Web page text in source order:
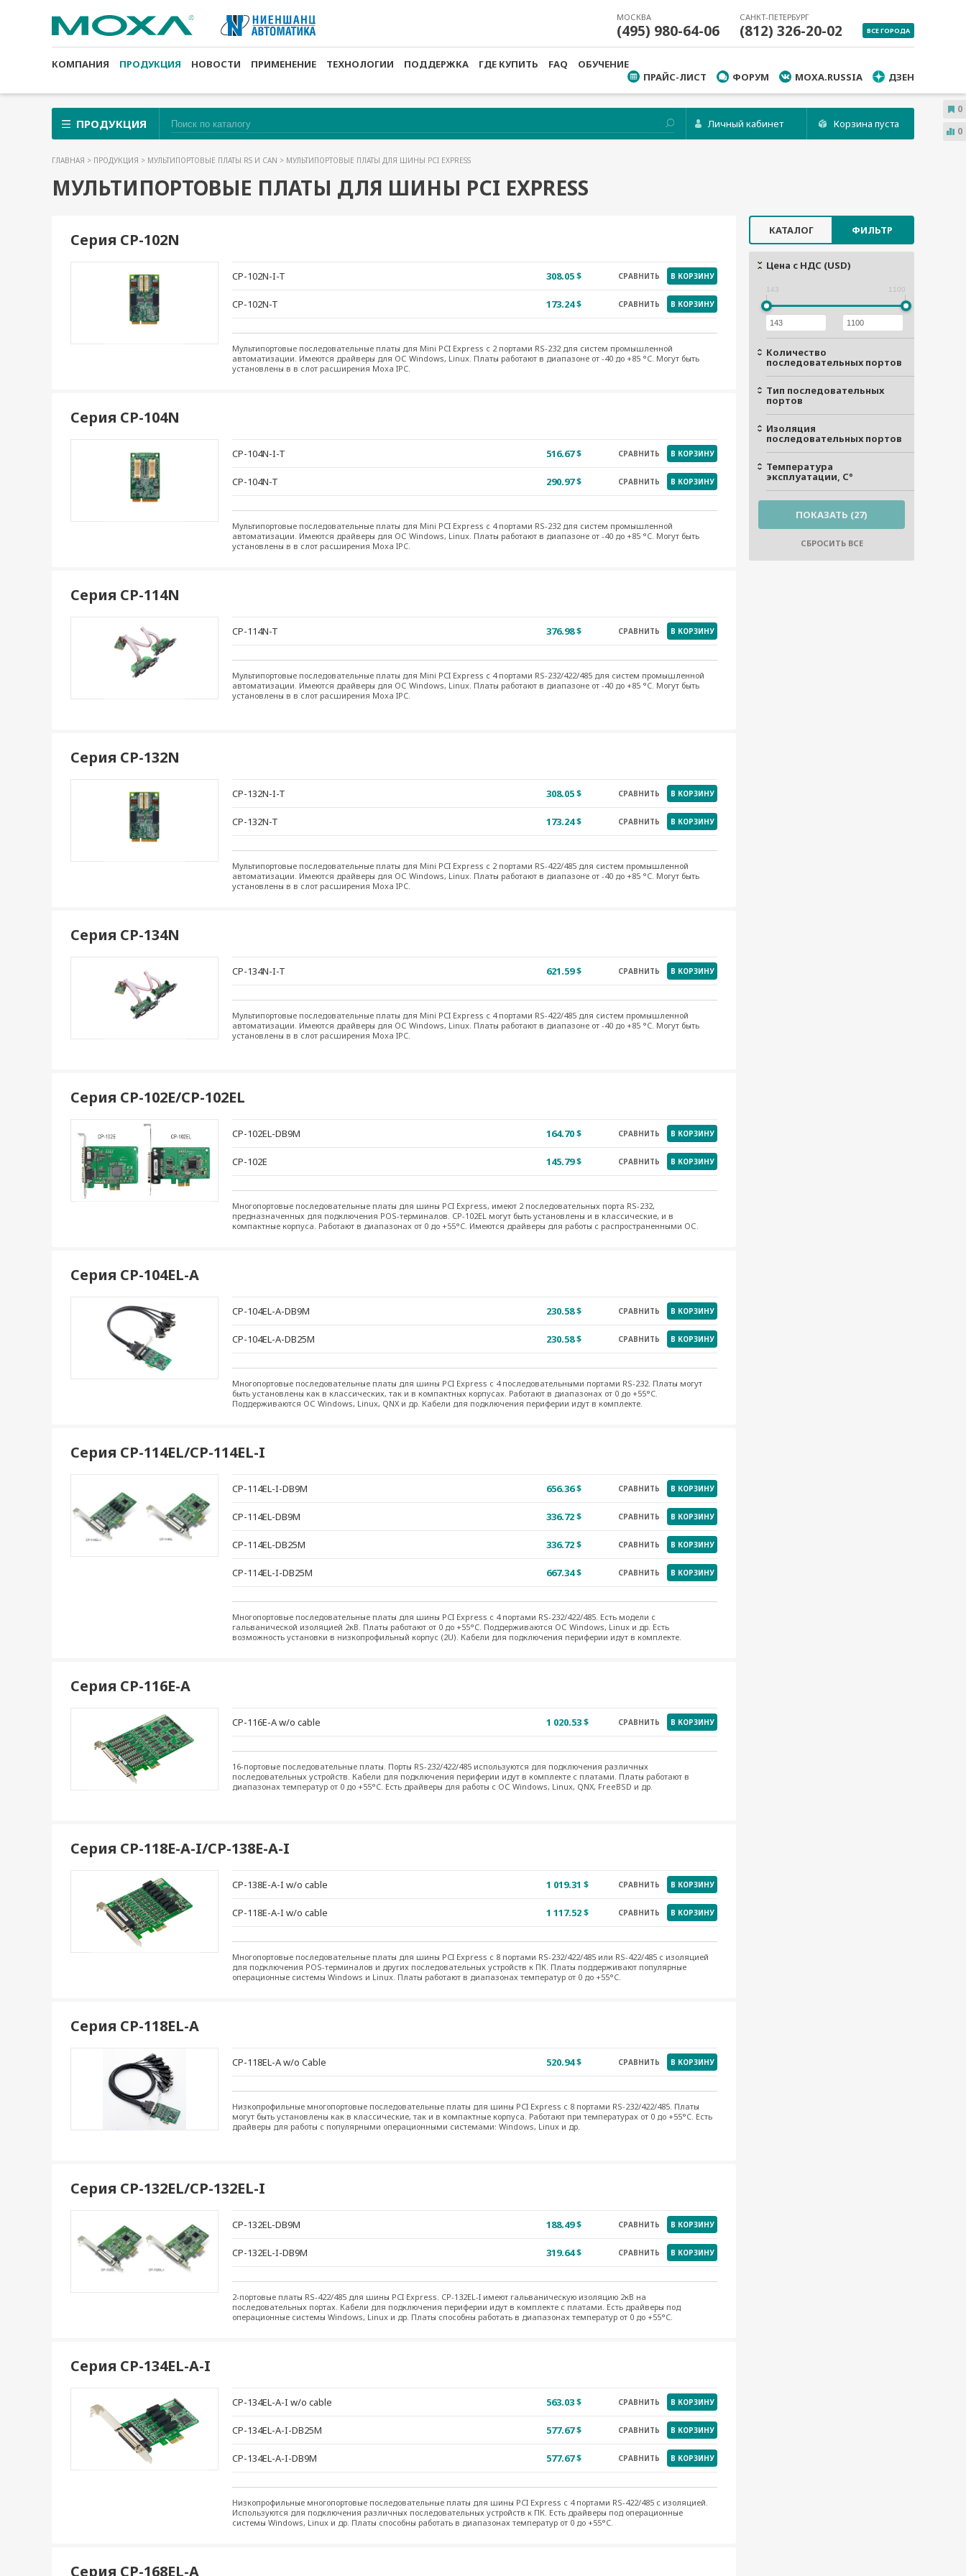
МОСКВА
(495) 980-64-06
САНКТ-ПЕТЕРБУРГ
(812) 326-20-02 ВСЕ ГОРОДА
КОМПАНИЯ ПРОДУКЦИЯ НОВОСТИ ПРИМЕНЕНИЕ ТЕХНОЛОГИИ ПОДДЕРЖКА ГДЕ КУПИТЬ FAQ
ОБУЧЕНИЕ
ПРАЙС-ЛИСТ
ФОРУМ MOXA.RUSSIA ДЗЕН
ПРОДУКЦИЯ Личный кабинет Корзина пуста
ГЛАВНАЯ > ПРОДУКЦИЯ > МУЛЬТИПОРТОВЫЕ ПЛАТЫ RS И CAN > МУЛЬТИПОРТОВЫЕ ПЛАТЫ ДЛЯ ШИНЫ PCI EXPRESS
МУЛЬТИПОРТОВЫЕ ПЛАТЫ ДЛЯ ШИНЫ PCI EXPRESS
КАТАЛОГ ФИЛЬТР
Цена с НДС (USD)
143 1100
Количество
последовательных портов
Тип последовательных
портов
Изоляция
последовательных портов
Температура
эксплуатации, С°
Серия CP-102N
CP-102N-I-T 308.05 $ СРАВНИТЬ В КОРЗИНУ
CP-102N-T 173.24 $ СРАВНИТЬ В КОРЗИНУ
Мультипортовые последовательные платы для Mini PCI Express c 2 портами RS-232 для систем промышленной
автоматизации. Имеются драйверы для ОС Windows, Linux. Платы работают в диапазоне от -40 до +85 °C. Могут быть
установлены в в слот расширения Moxa IPC.
Серия CP-104N
CP-104N-I-T 516.67 $ СРАВНИТЬ В КОРЗИНУ
CP-104N-T 290.97 $ СРАВНИТЬ В КОРЗИНУ
Мультипортовые последовательные платы для Mini PCI Express c 4 портами RS-232 для систем промышленной
автоматизации. Имеются драйверы для ОС Windows, Linux. Платы работают в диапазоне от -40 до +85 °C. Могут быть
установлены в в слот расширения Moxa IPC.
Серия CP-114N
CP-114N-T 376.98 $ СРАВНИТЬ В КОРЗИНУ
Мультипортовые последовательные платы для Mini PCI Express c 4 портами RS-232/422/485 для систем промышленной
автоматизации. Имеются драйверы для ОС Windows, Linux. Платы работают в диапазоне от -40 до +85 °C. Могут быть
установлены в в слот расширения Moxa IPC.
Серия CP-132N
CP-132N-I-T 308.05 $ СРАВНИТЬ В КОРЗИНУ
CP-132N-T 173.24 $ СРАВНИТЬ В КОРЗИНУ
Мультипортовые последовательные платы для Mini PCI Express c 2 портами RS-422/485 для систем промышленной
автоматизации. Имеются драйверы для ОС Windows, Linux. Платы работают в диапазоне от -40 до +85 °C. Могут быть
установлены в в слот расширения Moxa IPC.
Серия CP-134N
CP-134N-I-T 621.59 $ СРАВНИТЬ В КОРЗИНУ
Мультипортовые последовательные платы для Mini PCI Express c 4 портами RS-422/485 для систем промышленной
автоматизации. Имеются драйверы для ОС Windows, Linux. Платы работают в диапазоне от -40 до +85 °C. Могут быть
установлены в в слот расширения Moxa IPC.
Серия CP-102E/CP-102EL
CP-102EL-DB9M 164.70 $ СРАВНИТЬ В КОРЗИНУ
CP-102E 145.79 $ СРАВНИТЬ В КОРЗИНУ
Многопортовые последовательные платы для шины PCI Express, имеют 2 последовательных порта RS-232,
предназначенных для подключения POS-терминалов. CP-102EL могут быть установлены и в классические, и в
компактные корпуса. Работают в диапазонах от 0 до +55°C. Имеются драйверы для работы с распространенными ОС.
Серия CP-104EL-A
CP-104EL-A-DB9M 230.58 $ СРАВНИТЬ В КОРЗИНУ
CP-104EL-A-DB25M 230.58 $ СРАВНИТЬ В КОРЗИНУ
Многопортовые последовательные платы для шины PCI Express с 4 последовательными портами RS-232. Платы могут
быть установлены как в классических, так и в компактных корпусах. Работают в диапазонах от 0 до +55°C.
Поддерживаются ОС Windows, Linux, QNX и др. Кабели для подключения периферии идут в комплекте.
Серия CP-114EL/CP-114EL-I
CP-114EL-I-DB9M 656.36 $ СРАВНИТЬ В КОРЗИНУ
CP-114EL-DB9M 336.72 $ СРАВНИТЬ В КОРЗИНУ
CP-114EL-DB25M 336.72 $ СРАВНИТЬ В КОРЗИНУ
CP-114EL-I-DB25M 667.34 $ СРАВНИТЬ В КОРЗИНУ
Многопортовые последовательные платы для шины PCI Express с 4 портами RS-232/422/485. Есть модели с
гальванической изоляцией 2кВ. Платы работают от 0 до +55°C. Поддерживаются ОС Windows, Linux и др. Есть
возможность установки в низкопрофильный корпус (2U). Кабели для подключения периферии идут в комплекте.
Серия CP-116E-A
CP-116E-A w/o cable 1 020.53 $ СРАВНИТЬ В КОРЗИНУ
16-портовые последовательные платы. Порты RS-232/422/485 используются для подключения различных
последовательных устройств. Кабели для подключения периферии идут в комплекте с платами. Платы работают в
диапазонах температур от 0 до +55°C. Есть драйверы для работы с ОС Windows, Linux, QNX, FreeBSD и др.
Серия CP-118E-A-I/CP-138E-A-I
CP-138E-A-I w/o cable 1 019.31 $ СРАВНИТЬ В КОРЗИНУ
CP-118E-A-I w/o cable 1 117.52 $ СРАВНИТЬ В КОРЗИНУ
Многопортовые последовательные платы для шины PCI Express с 8 портами RS-232/422/485 или RS-422/485 с изоляцией
для подключения POS-терминалов и других последовательных устройств к ПК. Платы поддерживают популярные
операционные системы Windows и Linux. Платы работают в диапазонах температур от 0 до +55°C.
Серия CP-118EL-A
CP-118EL-A w/o Cable 520.94 $ СРАВНИТЬ В КОРЗИНУ
Низкопрофильные многопортовые последовательные платы для шины PCI Express с 8 портами RS-232/422/485. Платы
могут быть установлены как в классические, так и в компактные корпуса. Работают при температурах от 0 до +55°C. Есть
драйверы для работы с популярными операционными системами: Windows, Linux и др.
Серия CP-132EL/CP-132EL-I
CP-132EL-DB9M 188.49 $ СРАВНИТЬ В КОРЗИНУ
CP-132EL-I-DB9M 319.64 $ СРАВНИТЬ В КОРЗИНУ
2-портовые платы RS-422/485 для шины PCI Express. CP-132EL-I имеют гальваническую изоляцию 2кВ на
последовательных портах. Кабели для подключения периферии идут в комплекте с платами. Есть драйверы под
операционные системы Windows, Linux и др. Платы способны работать в диапазонах температур от 0 до +55°C.
Серия CP-134EL-A-I
CP-134EL-A-I w/o cable 563.03 $ СРАВНИТЬ В КОРЗИНУ
CP-134EL-A-I-DB25M 577.67 $ СРАВНИТЬ В КОРЗИНУ
CP-134EL-A-I-DB9M 577.67 $ СРАВНИТЬ В КОРЗИНУ
Низкопрофильные многопортовые последовательные платы для шины PCI Express с 4 портами RS-422/485 с изоляцией.
Используются для подключения различных последовательных устройств к ПК. Есть драйверы под операционные
системы Windows, Linux и др. Платы способны работать в диапазонах температур от 0 до +55°C.
Серия CP-168EL-A
0
0